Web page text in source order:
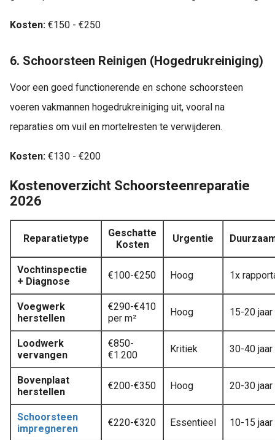
Kosten: €150 - €250
6. Schoorsteen Reinigen (Hogedrukreiniging)
Voor een goed functionerende en schone schoorsteen
voeren vakmannen hogedrukreiniging uit, vooral na
reparaties om vuil en mortelresten te verwijderen.
Kosten: €130 - €200
Kostenoverzicht Schoorsteenreparatie
2026
Reparatietype
Geschatte
Kosten
Urgentie
Vochtinspectie
+ Diagnose
€100-€250 Hoog 1x
Voegwerk
herstellen
€290-€410
per m²
Hoog 15-20 jaar
Loodwerk
vervangen
€850-
€1.200
Kritiek 30-40 jaar
Bovenplaat
herstellen
€200-€350 Hoog 20-30 jaar
Schoorsteen
impregneren
€220-€320 Essentieel 10-15 jaar